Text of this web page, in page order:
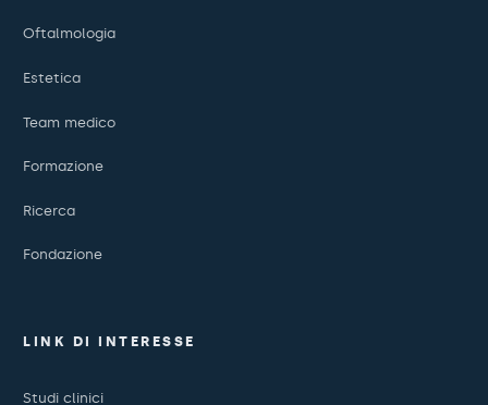
Oftalmologia
Estetica
Team medico
Formazione
Ricerca
Fondazione
LINK DI INTERESSE
Studi clinici